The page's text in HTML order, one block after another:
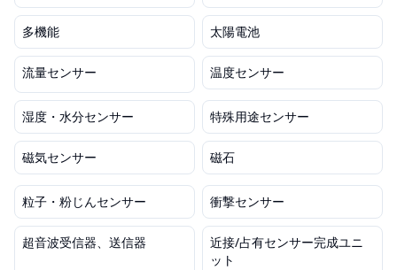
多機能 太陽電池
流量センサー 温度センサー
湿度・水分センサー 特殊用途センサー
磁気センサー 磁石
粒子・粉じんセンサー 衝撃センサー
超音波受信器、送信器
近接/占有センサー完成ユニ
ット